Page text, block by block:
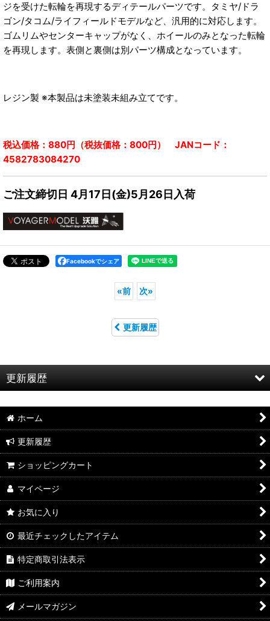
ジを受けた転輪を再現するディテールパーツです。タミヤ/ドラ
ゴン/タコム/ライフィールドモデルなど、汎用的に対応します。
ゴムリムやセンターキャップがなく、ホイールのみとなった転輪
を再現します。表側と裏側は別パーツ構成となっています。
レジン製 ※本製品は未塗装未組み立てです。
税込価格：880円（税抜価格：800円） JANコード：
4582783084270
ご注文締切日 4月17日(金)5月26日入荷
Facebookでシェア
«前 次»
更新履歴
更新履歴
2026年8月入荷のご案内
2026年7月新製品のご案内
2026年7月入荷のご案内
2026年6月新製品のご案内
2026年6月入荷のご案内
2026年5月新製品のご案内
ホーム
更新履歴
ショッピングカート
マイページ
お気に入り
最近チェックしたアイテム
特定商取引法表示
ご利用案内
メールマガジン